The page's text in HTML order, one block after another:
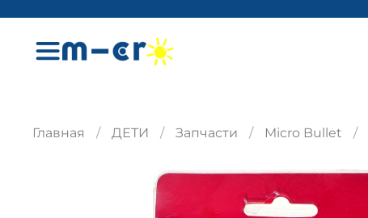
Главная
ДЕТИ Запчасти Micro Bullet